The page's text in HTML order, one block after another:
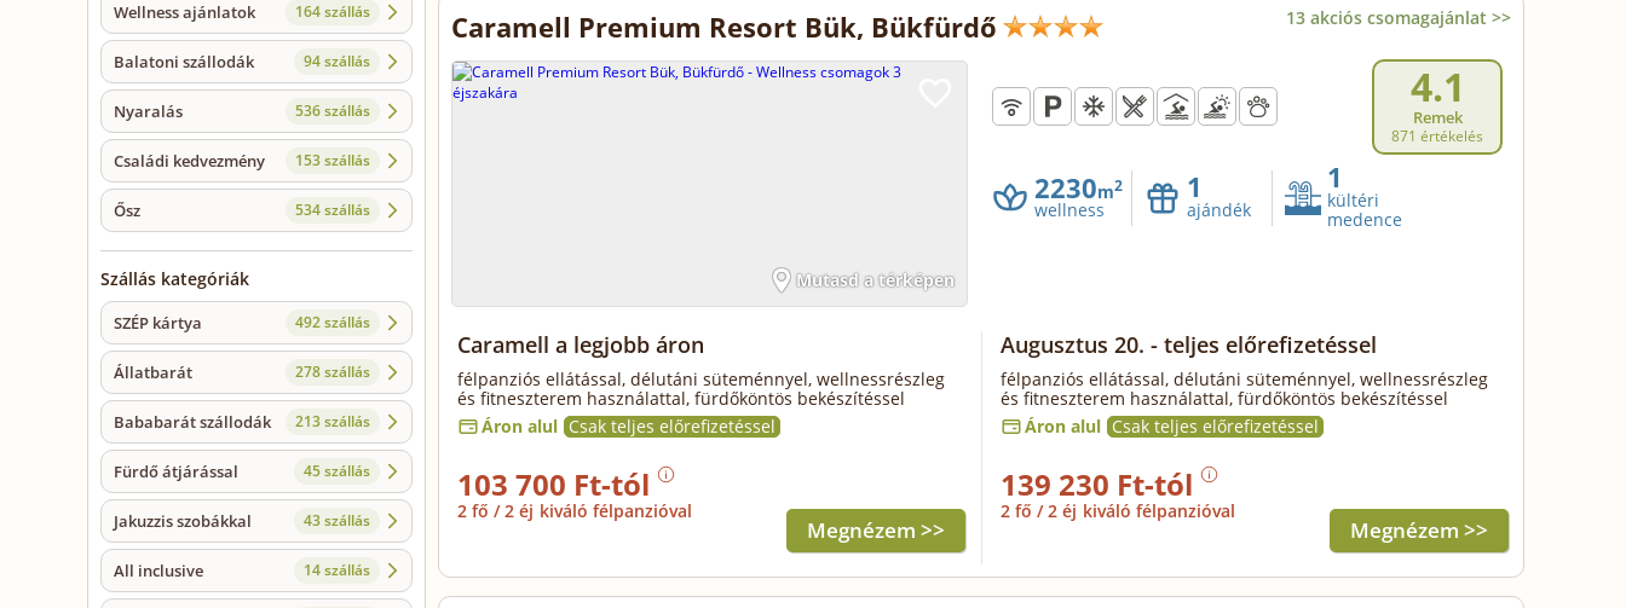
Wellness ajánlatok 164 szállás
Balatoni szállodák 94 szállás
Nyaralás 536 szállás
Családi kedvezmény 153 szállás
Ősz 534 szállás
Szállás kategóriák
SZÉP kártya 492 szállás
Állatbarát 278 szállás
Bababarát szállodák 213 szállás
Fürdő átjárással 45 szállás
Jakuzzis szobákkal 43 szállás
All inclusive 14 szállás
Caramell Premium Resort Bük, Bükfürdő 13 akciós csomagajánlat >>
Mutasd a térképen
4.1
Remek
871 értékelés
2230m2
wellness
1
ajándék
1
kültéri
medence
Caramell a legjobb áron
félpanziós ellátással, délutáni süteménnyel, wellnessrészleg
és fitneszterem használattal, fürdőköntös bekészítéssel
Áron alul Csak teljes előrefizetéssel
103 700 Ft-tól
2 fő / 2 éj kiváló félpanzióval
Megnézem >>
Augusztus 20. - teljes előrefizetéssel
félpanziós ellátással, délutáni süteménnyel, wellnessrészleg
és fitneszterem használattal, fürdőköntös bekészítéssel
Áron alul Csak teljes előrefizetéssel
139 230 Ft-tól
2 fő / 2 éj kiváló félpanzióval
Megnézem >>